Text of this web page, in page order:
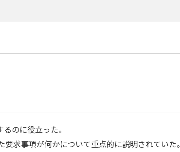
のに役立った。
求事項が何かについて重点的に説明されていた。